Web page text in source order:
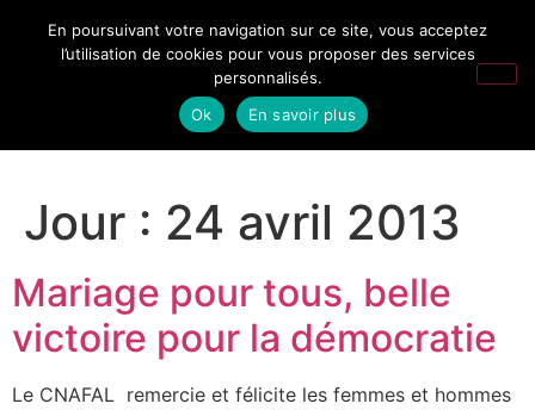
Jour : 24 avril 2013
Mariage pour tous, belle
victoire pour la démocratie
Le CNAFAL remercie et félicite les femmes et hommes
En poursuivant votre navigation sur ce site, vous acceptez
l’utilisation de cookies pour vous proposer des services
personnalisés.
Ok
En savoir plus